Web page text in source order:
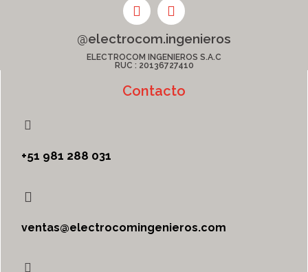
@electrocom.ingenieros
ELECTROCOM INGENIEROS S.A.C
RUC : 20136727410
Contacto
+51 981 288 031
ventas@electrocomingenieros.com